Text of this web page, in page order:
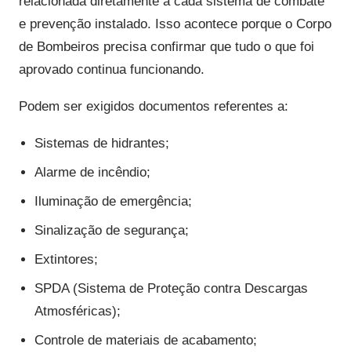
e prevenção instalado. Isso acontece porque o Corpo
de Bombeiros precisa confirmar que tudo o que foi
aprovado continua funcionando.
Podem ser exigidos documentos referentes a:
Sistemas de hidrantes;
Alarme de incêndio;
Iluminação de emergência;
Sinalização de segurança;
Extintores;
SPDA (Sistema de Proteção contra Descargas
Atmosféricas);
Controle de materiais de acabamento;